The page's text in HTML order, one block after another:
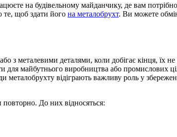
на будівельному майданчику, де вам
те, щоб здати його на металобрухт. Ви можете
з металевими деталями, коли добігає кінця, їх
для майбутнього виробництва або промислових
металобрухту відіграють важливу роль у
повторно. До них відносяться: